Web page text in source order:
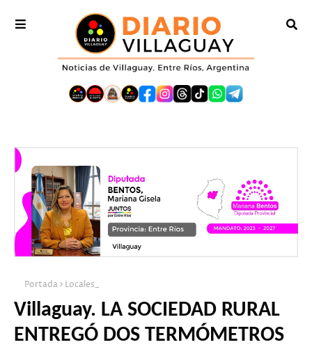
Portada Locales_
Villaguay. LA SOCIEDAD RURAL
ENTREGÓ DOS TERMÓMETROS